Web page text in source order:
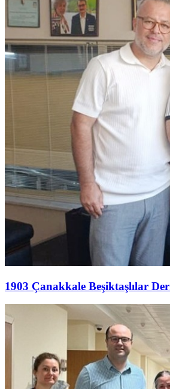
1903 Çanakkale Beşiktaşlılar